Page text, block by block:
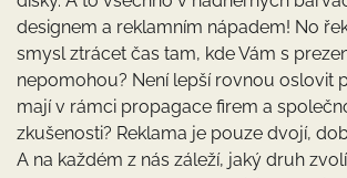
designem a reklamním nápadem! No
smysl ztrácet čas tam, kde Vám s
nepomohou? Není lepší rovnou oslovit
mají v rámci propagace firem a
zkušenosti? Reklama je pouze dvojí,
A na každém z nás záleží, jaký druh